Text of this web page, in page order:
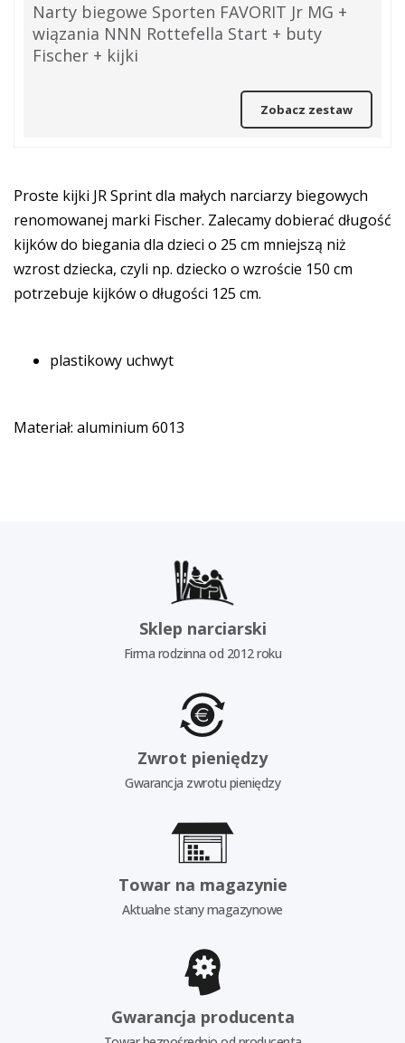
Narty biegowe Sporten FAVORIT Jr MG +
wiązania NNN Rottefella Start + buty
Fischer + kijki
Zobacz zestaw
Proste kijki JR Sprint dla małych narciarzy biegowych
renomowanej marki Fischer. Zalecamy dobierać długość
kijków do biegania dla dzieci o 25 cm mniejszą niż
wzrost dziecka, czyli np. dziecko o wzroście 150 cm
potrzebuje kijków o długości 125 cm.
plastikowy uchwyt
Materiał: aluminium 6013
Sklep narciarski
Firma rodzinna od 2012 roku
Zwrot pieniędzy
Gwarancja zwrotu pieniędzy
Towar na magazynie
Aktualne stany magazynowe
Gwarancja producenta